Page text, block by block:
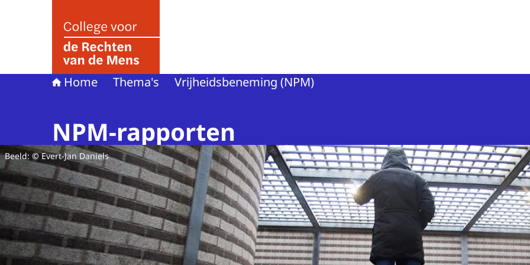
Home Thema's Vrijheidsbeneming (NPM)
NPM-rapporten
Beeld: © Evert-Jan Daniels